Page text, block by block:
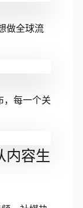
做全球流
，每一个关
内容生